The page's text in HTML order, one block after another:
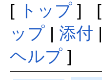
[ トップ] [
ップ| 添付 |
ヘルプ]